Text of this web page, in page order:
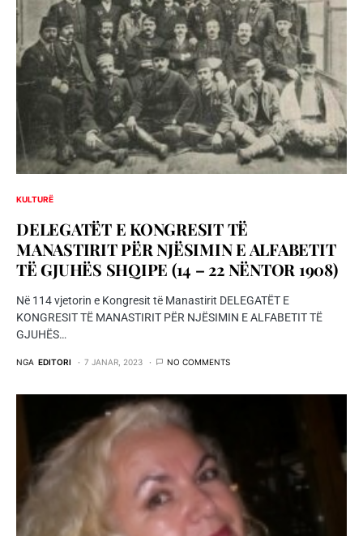
KULTURË
DELEGATËT E KONGRESIT TË
MANASTIRIT PËR NJËSIMIN E ALFABETIT
TË GJUHËS SHQIPE (14 – 22 NËNTOR 1908)
Në 114 vjetorin e Kongresit të Manastirit DELEGATËT E
KONGRESIT TË MANASTIRIT PËR NJËSIMIN E ALFABETIT TË
GJUHËS…
NGA EDITORI 7 JANAR, 2023 NO COMMENTS